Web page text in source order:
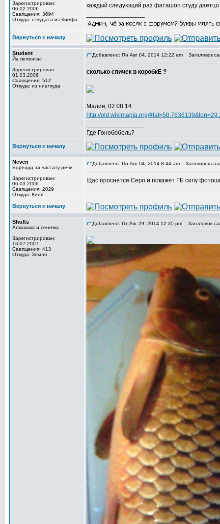
Зарегистрирован:
06.02.2006
Саапщения: 3694
Откуда: откудата из Киефа
каждый следующий раз фаташоп студу даетцо
Вернуться к началу
Student
Йа пеленгас
Зарегистрирован:
01.03.2006
Саапщения: 512
Откуда: из ниаткуда
Добавлено: Пн Авг 04, 2014 12:22 am Заголовок
сколько спичек в коробкЕ ?
Малин, 02.08.14
http://old.wikimapia.org/
Где Гонобобель?
Вернуться к началу
Neven
Бореццц за частату речи
Зарегистрирован:
06.03.2006
Саапщения: 2029
Откуда: Киев
Добавлено: Пн Авг 04, 2014 8:44 am Заголовок
Щас проснется Серп и покажет ГБ силу
Вернуться к началу
Shults
Алкашька и сенячка
Зарегистрирован:
16.07.2007
Саапщения: 413
Откуда: Земля
Добавлено: Пт Авг 29, 2014 12:35 pm Заголовок